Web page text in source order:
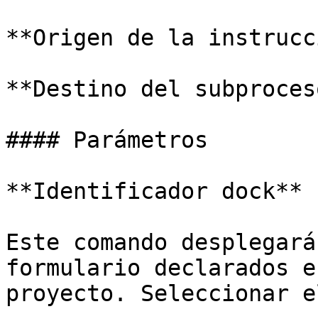
**Origen de la
**Destino del
#### Parámetros
**Identificador dock**
Este comando
formulario declarados
proyecto. Seleccionar